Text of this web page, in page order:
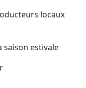
locaux
saison estivale